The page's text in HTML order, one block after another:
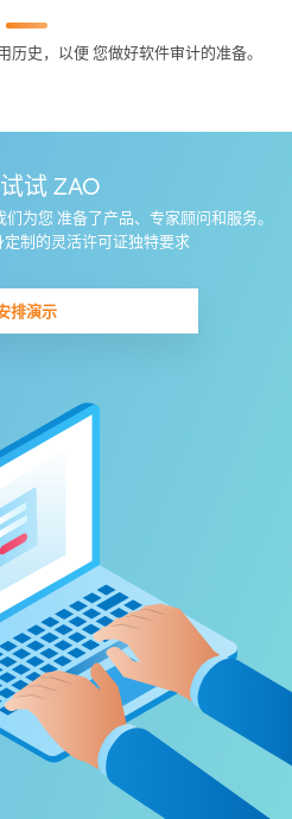
史，以便 您做好软件审计的准备。
试 ZAO
为您 准备了产品、专家顾问和服务。
制的灵活许可证独特要求
排演示